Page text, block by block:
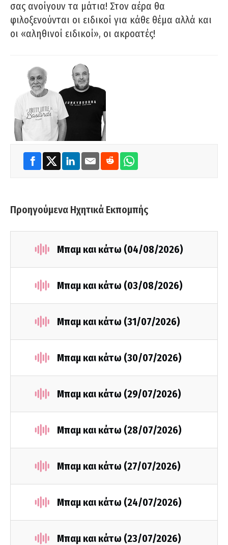
σας ανοίγουν τα μάτια! Στον αέρα θα
φιλοξενούνται οι ειδικοί για κάθε θέμα αλλά και
οι «αληθινοί ειδικοί», οι ακροατές!
Προηγούμενα Ηχητικά Εκπομπής
Μπαμ και κάτω (04/08/2026)
Μπαμ και κάτω (03/08/2026)
Μπαμ και κάτω (31/07/2026)
Μπαμ και κάτω (30/07/2026)
Μπαμ και κάτω (29/07/2026)
Μπαμ και κάτω (28/07/2026)
Μπαμ και κάτω (27/07/2026)
Μπαμ και κάτω (24/07/2026)
Μπαμ και κάτω (23/07/2026)